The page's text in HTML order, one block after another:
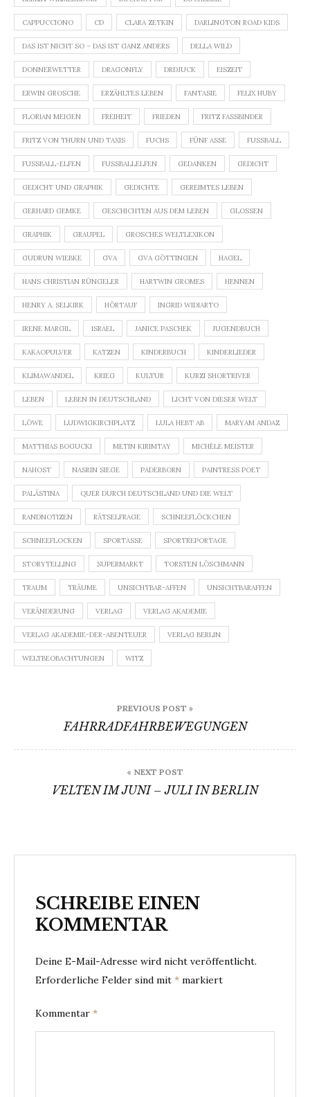
CAPPUCCIONO CD CLARA ZETKIN DARLINGTON ROAD KIDS
DAS IST NICHT SO – DAS IST GANZ ANDERS DELLA WILD
DONNERWETTER DRAGONFLY DRDJUCK EISZEIT
ERWIN GROSCHE ERZÄHLTES LEBEN FANTASIE FELIX HUBY
FLORIAN MEIGEN FREIHEIT FRIEDEN FRITZ FASSBINDER
FRITZ VON THURN UND TAXIS FUCHS FÜNF ASSE FUSSBALL
FUSSBALL-ELFEN FUSSBALLELFEN GEDANKEN GEDICHT
GEDICHT UND GRAPHIK GEDICHTE GEREIMTES LEBEN
GERHARD GEMKE GESCHICHTEN AUS DEM LEBEN GLOSSEN
GRAPHIK GRAUPEL GROSCHES WELTLEXIKON
GUDRUN WIEBKE GVA GVA GÖTTINGEN HAGEL
HANS CHRISTIAN RÜNGELER HARTWIN GROMES HENNEN
HENRY A. SELKIRK HÖRTAUF INGRID WIDIARTO
IRENE MARGIL ISRAEL JANICE PASCHEK JUGENDBUCH
KAKAOPULVER KATZEN KINDERBUCH KINDERLIEDER
KLIMAWANDEL KRIEG KULTUR KURZI SHORTRIVER
LEBEN LEBEN IN DEUTSCHLAND LICHT VON DIESER WELT
LÖWE LUDWIGKIRCHPLATZ LULA HEBT AB MARYAM ANDAZ
MATTHIAS BOGUCKI METIN KIRIMTAY MICHÈLE MEISTER
NAHOST NASRIN SIEGE PADERBORN PAINTRESS POET
PALÄSTINA QUER DURCH DEUTSCHLAND UND DIE WELT
RANDNOTIZEN RÄTSELFRAGE SCHNEEFLÖCKCHEN
SCHNEEFLOCKEN SPORTASSE SPORTREPORTAGE
STORYTELLING SUPERMARKT TORSTEN LÖSCHMANN
TRAUM TRÄUME UNSICHTBAR-AFFEN UNSICHTBARAFFEN
VERÄNDERUNG VERLAG VERLAG AKADEMIE
VERLAG AKADEMIE-DER-ABENTEUER VERLAG BERLIN
WELTBEOBACHTUNGEN WITZ
PREVIOUS POST »
FAHRRADFAHRBEWEGUNGEN
« NEXT POST
VELTEN IM JUNI – JULI IN BERLIN
SCHREIBE EINEN
KOMMENTAR
Deine E-Mail-Adresse wird nicht veröffentlicht.
Erforderliche Felder sind mit * markiert
Kommentar *